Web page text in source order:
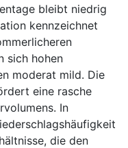
bleibt niedrig
kennzeichnet
sich hohen
moderat mild. Die
eine rasche
In
die den